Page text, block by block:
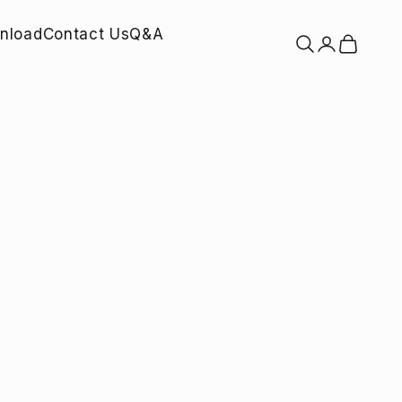
Contact UsQ&A
検索を開く
アカウント
カートを